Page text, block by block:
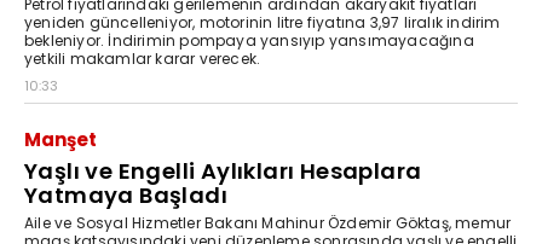
Petrol fiyatlarındaki gerilemenin ardından akaryakıt fiyatları
yeniden güncelleniyor, motorinin litre fiyatına 3,97 liralık indirim
bekleniyor. İndirimin pompaya yansıyıp yansımayacağına
yetkili makamlar karar verecek.
10:33
Manşet
Yaşlı ve Engelli Aylıkları Hesaplara
Yatmaya Başladı
Aile ve Sosyal Hizmetler Bakanı Mahinur Özdemir Göktaş, memur